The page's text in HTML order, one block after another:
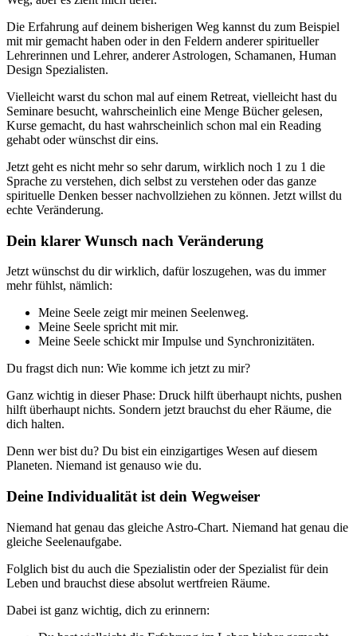
Die Erfahrung auf deinem bisherigen Weg kannst du zum Beispiel
mit mir gemacht haben oder in den Feldern anderer spiritueller
Lehrerinnen und Lehrer, anderer Astrologen, Schamanen, Human
Design Spezialisten.
Vielleicht warst du schon mal auf einem Retreat, vielleicht hast du
Seminare besucht, wahrscheinlich eine Menge Bücher gelesen,
Kurse gemacht, du hast wahrscheinlich schon mal ein Reading
gehabt oder wünschst dir eins.
Jetzt geht es nicht mehr so sehr darum, wirklich noch 1 zu 1 die
Sprache zu verstehen, dich selbst zu verstehen oder das ganze
spirituelle Denken besser nachvollziehen zu können. Jetzt willst du
echte Veränderung.
Dein klarer Wunsch nach Veränderung
Jetzt wünschst du dir wirklich, dafür loszugehen, was du immer
mehr fühlst, nämlich:
Meine Seele zeigt mir meinen Seelenweg.
Meine Seele spricht mit mir.
Meine Seele schickt mir Impulse und Synchronizitäten.
Du fragst dich nun: Wie komme ich jetzt zu mir?
Ganz wichtig in dieser Phase: Druck hilft überhaupt nichts, pushen
hilft überhaupt nichts. Sondern jetzt brauchst du eher Räume, die
dich halten.
Denn wer bist du? Du bist ein einzigartiges Wesen auf diesem
Planeten. Niemand ist genauso wie du.
Deine Individualität ist dein Wegweiser
Niemand hat genau das gleiche Astro-Chart. Niemand hat genau die
gleiche Seelenaufgabe.
Folglich bist du auch die Spezialistin oder der Spezialist für dein
Leben und brauchst diese absolut wertfreien Räume.
Dabei ist ganz wichtig, dich zu erinnern: